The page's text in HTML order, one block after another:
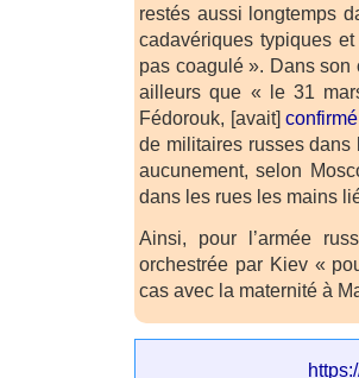
restés aussi longtemps
cadavériques typiques
pas coagulé ». Dans
ailleurs que « le 31
Fédorouk, [avait]
de militaires russes dans
aucunement, selon
dans les rues les mains
Ainsi, pour l’armée
orchestrée par Kiev «
cas avec la maternité à